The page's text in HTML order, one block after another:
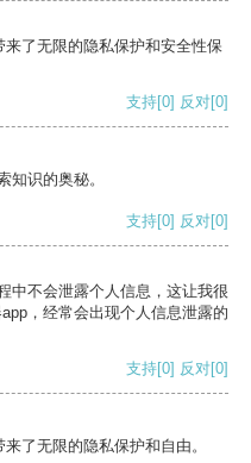
了无限的隐私保护和安全性保
支持[0] 反对[0]
知识的奥秘。
支持[0] 反对[0]
中不会泄露个人信息，这让我很
，经常会出现个人信息泄露的
支持[0] 反对[0]
了无限的隐私保护和自由。